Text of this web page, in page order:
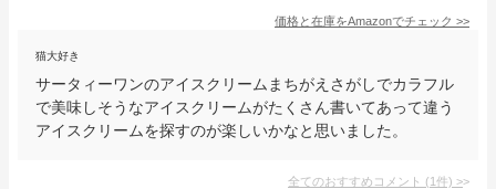
価格と在庫をAmazonでチェック >>
猫大好き
サータィーワンのアイスクリームまちがえさがしでカラフル
で美味しそうなアイスクリームがたくさん書いてあって違う
アイスクリームを探すのが楽しいかなと思いました。
全てのおすすめコメント (1件) >